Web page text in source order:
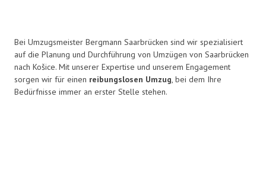
Bei Umzugsmeister Bergmann Saarbrücken sind wir spezialisiert
auf die Planung und Durchführung von Umzügen von Saarbrücken
nach Košice. Mit unserer Expertise und unserem Engagement
sorgen wir für einen reibungslosen Umzug, bei dem Ihre
Bedürfnisse immer an erster Stelle stehen.